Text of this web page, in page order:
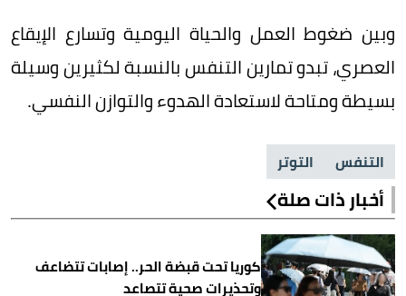
وبين ضغوط العمل والحياة اليومية وتسارع الإيقاع
العصري، تبدو تمارين التنفس بالنسبة لكثيرين وسيلة
بسيطة ومتاحة لاستعادة الهدوء والتوازن النفسي.
التنفس التوتر
أخبار ذات صلة
كوريا تحت قبضة الحر.. إصابات تتضاعف
وتحذيرات صحية تتصاعد